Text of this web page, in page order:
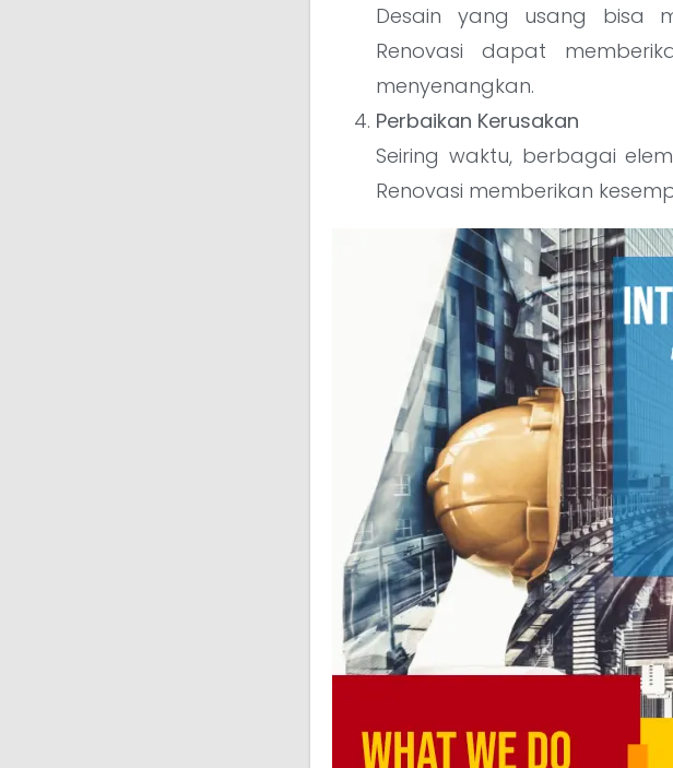
Desain yang usang bisa
Renovasi dapat
menyenangkan.
Perbaikan Kerusakan
Seiring waktu, berbagai
Renovasi memberikan